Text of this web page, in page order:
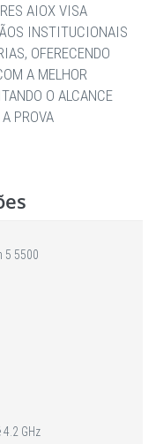
AIOX VISA
INSTITUCIONAIS
OFERECENDO
A MELHOR
O ALCANCE
PROVA
5 5500
GHz